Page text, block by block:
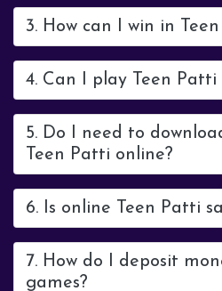
3. How can I win in
4. Can I play Teen
5. Do I need to
Teen Patti online?
6. Is online Teen Patti
7. How do I deposit
games?